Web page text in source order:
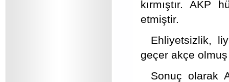
kırmıştır. AKP
etmiştir.
Ehliyetsizlik,
geçer akçe olmuş
Sonuç olarak